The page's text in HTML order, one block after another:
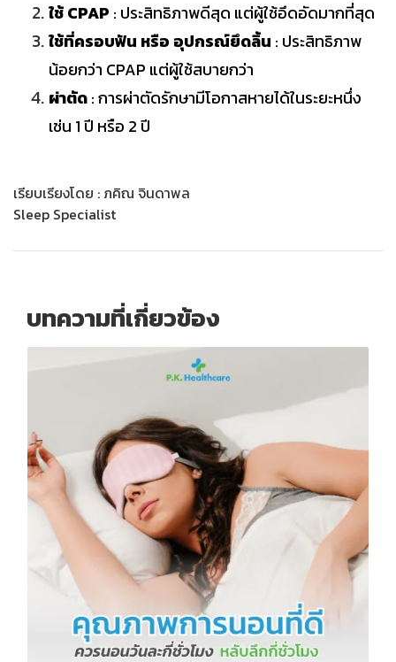
ใช้ CPAP : ประสิทธิภาพดีสุด แต่ผู้ใช้อึดอัดมากที่สุด
ใช้ที่ครอบฟัน หรือ อุปกรณ์ยึดลิ้น : ประสิทธิภาพ
น้อยกว่า CPAP แต่ผู้ใช้สบายกว่า
ผ่าตัด: การผ่าตัดรักษามีโอกาสหายได้ในระยะหนึ่ง
เช่น 1 ปี หรือ 2 ปี
เรียบเรียงโดย : ภคิณ จินดาพล
Sleep Specialist
บทความที่เกี่ยวข้อง